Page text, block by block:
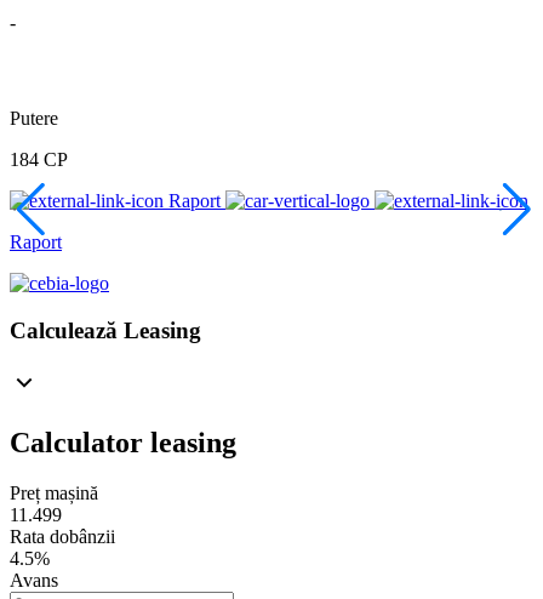
-
Putere
184 CP
Raport
Raport
Calculează Leasing
Calculator leasing
Preț mașină
11.499
Rata dobânzii
4.5%
Avans